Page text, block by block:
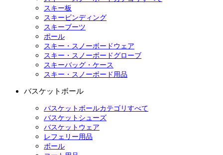
スキー板
スキービンディング
スキーブーツ
ポール
スキー・スノーボードウェア
スキー・スノーボードグローブ
スキーバッグ・ケース
スキー・スノーボード用品
バスケットボール
バスケットボールカテゴリすべて
バスケットシューズ
バスケットウェア
レフェリー用品
ボール